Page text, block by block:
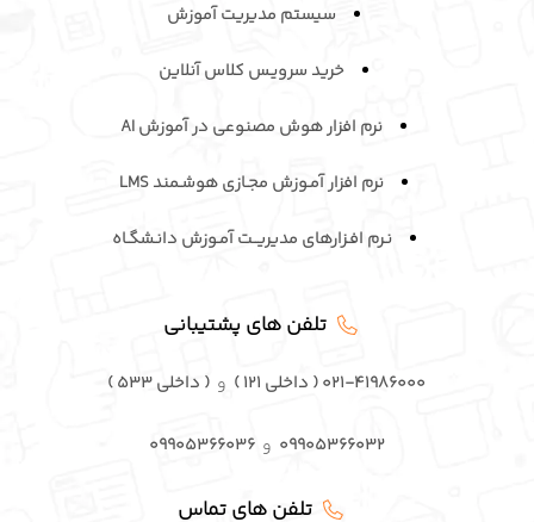
سیستم مدیریت آموزش
خرید سرویـس کلاس آنلاین
نرم افزار هوش مصنوعی در آموزش AI
نرم افزار آمـوزش مجـازی هوشـمند LMS
نـرم افـزارهای مدیریــت آمـوزش دانـشگـاه
تلفن های پشتیبانی
۰۲۱-۴۱۹۸۶۰۰۰ ( داخلی ۱۲۱ ) و ( داخلی ۵۳۳ )
۰۹۹۰۵۳۶۶۰۳۲ و۰۹۹۰۵۳۶۶۰۳۶
تلفن های تماس